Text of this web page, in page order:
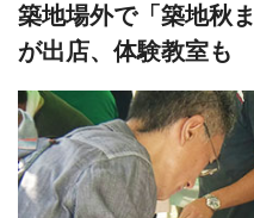
築地場外で「築地秋
が出店、体験教室も